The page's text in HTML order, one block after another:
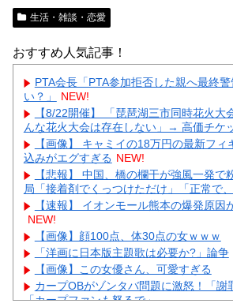
生活・雑談・恋愛
おすすめ人気記事！
PTA会長「PTA参加拒否した親へ最終
い？」
NEW!
【8/22開催】 「琵琶湖三市同時花火大
んな花火大会は存在しない」→ 高価チケ
【画像】 キャミイの18万円の最新フィ
込みがエグすぎる NEW!
【悲報】 中国、橋の欄干が強風一発で
局「接着剤でくっつけただけ」「正常で、
【速報】 イオンモール熊本の爆発原因
NEW!
【画像】顔100点、体30点の女ｗｗｗ
「洋画に日本版主題歌は必要か?」論争
【画像】この女優さん、可愛すぎる
カープOBがゾンタバ問題に激怒！「謝
「カープファンも怒るで」